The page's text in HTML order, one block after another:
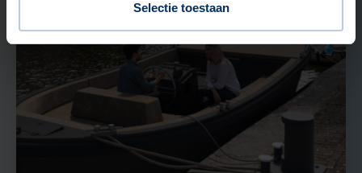
Selectie toestaan